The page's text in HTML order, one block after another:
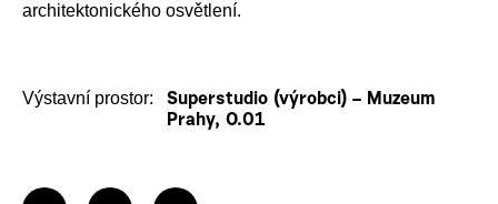
architektonického osvětlení.
Výstavní prostor:
Superstudio (výrobci) – Muzeum
Prahy, O.01